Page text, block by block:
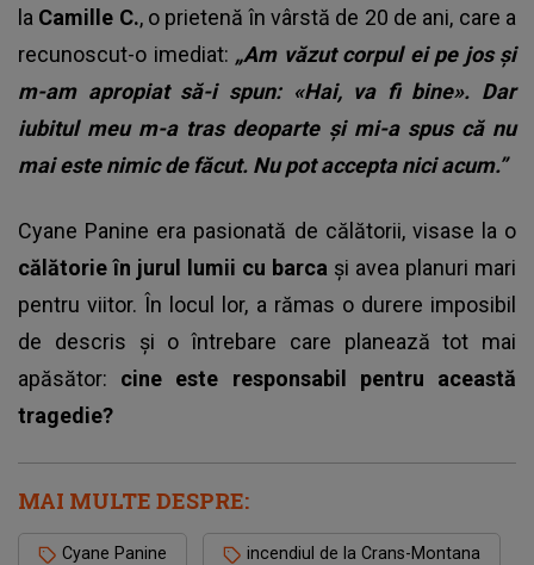
la Camille C., o prietenă în vârstă de 20 de ani, care a
recunoscut-o imediat: „Am văzut corpul ei pe jos și
m-am apropiat să-i spun: «Hai, va fi bine». Dar
iubitul meu m-a tras deoparte și mi-a spus că nu
mai este nimic de făcut. Nu pot accepta nici acum.”
Cyane Panine era pasionată de călătorii, visase la o
călătorie în jurul lumii cu barca și avea planuri mari
pentru viitor. În locul lor, a rămas o durere imposibil
de descris și o întrebare care planează tot mai
apăsător: cine este responsabil pentru această
tragedie?
MAI MULTE DESPRE:
Cyane Panine incendiul de la Crans-Montana